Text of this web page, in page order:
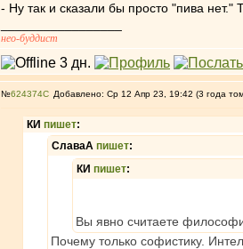
- Ну так и сказали бы просто "пива нет."
нео-буддист
№624374 Добавлено: Ср 12 Апр 23, 19:42 (3 года
КИ пишет:
СлаваА пишет:
КИ пишет:
Вы явно считаете
Почему только софистику.